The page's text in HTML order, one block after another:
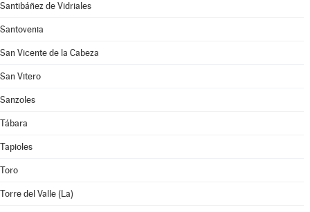
Santibáñez de Vidriales
Santovenia
San Vicente de la Cabeza
San Vitero
Sanzoles
Tábara
Tapioles
Toro
Torre del Valle (La)